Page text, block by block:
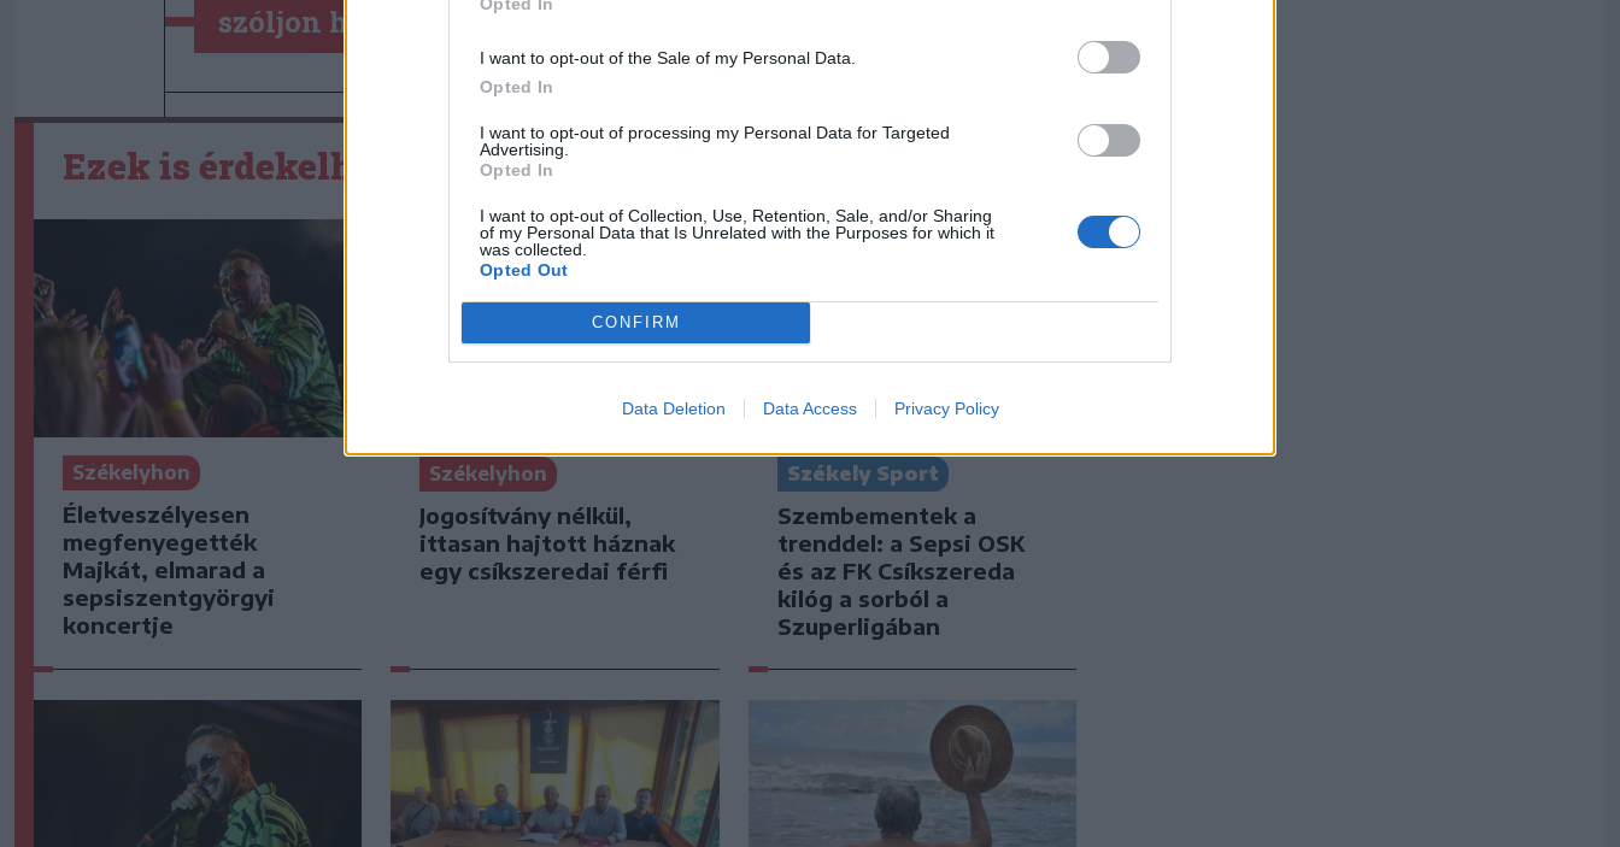
I want to opt-out of the Sale of my Personal Data.
Opted In
I want to opt-out of processing my Personal Data for Targeted
Advertising.
Opted In
I want to opt-out of Collection, Use, Retention, Sale, and/or Sharing
of my Personal Data that Is Unrelated with the Purposes for which it
was collected.
Opted Out
CONFIRM
Data Deletion Data Access Privacy Policy
szóljon hozzá!
Ezek is érdekelhetik
Székelyhon
Életveszélyesen
megfenyegették
Majkát, elmarad a
sepsiszentgyörgyi
koncertje
Székelyhon
Jogosítvány nélkül,
ittasan hajtott háznak
egy csíkszeredai férfi
Székely Sport
Szembementek a
trenddel: a Sepsi OSK
és az FK Csíkszereda
kilóg a sorból a
Szuperligában